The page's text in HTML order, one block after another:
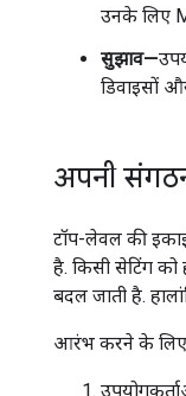
उनके लिए
सुझाव—
डिवाइसों
अपनी
टॉप-लेवल की
है. किसी सेटिंग
बदल जाती है.
आरंभ करने के